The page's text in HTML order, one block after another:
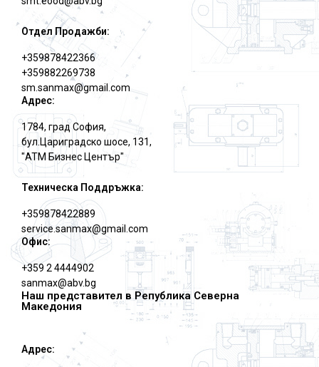
Отдел Продажби:
+359878422366
+359882269738
sm.sanmax@gmail.com
Адрес:
1784, град София,
бул.Цариградско шосе, 131,
"АТМ Бизнес Център"
Техническа Поддръжка:
+359878422889
service.sanmax@gmail.com
Офис:
+359 2 4444902
sanmax@abv.bg
Наш представител в Република Северна
Македония
Адрес: